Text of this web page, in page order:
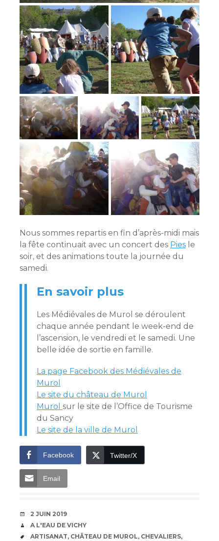
Nous sommes repartis en fin d’après-midi mais
la fête continuait avec un concert des Pies le
soir, et des animations toute la journée du
samedi.
En savoir plus
Les Médiévales de Murol se déroulent
chaque année pendant le week-end de
l’ascension, le vendredi et le samedi. Une
belle idée de sortie en famille.
La page Facebook des Médiévales de
Murol
Le site du château de Murol
Murol sur le site de l’Office de Tourisme
du Sancy
Le site de la ville de Murol
Facebook Twitter/X
Email
DATE
2 JUIN 2019
AUTEUR
A L'EAU DE VICHY
ÉTIQUETTES
ARTISANAT, CHÂTEAU DE MUROL, CHEVALIERS,